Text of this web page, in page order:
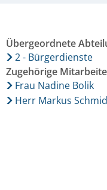
Übergeordnete
2 - Bürgerdienste
Zugehörige
Frau Nadine Bolik
Herr Markus